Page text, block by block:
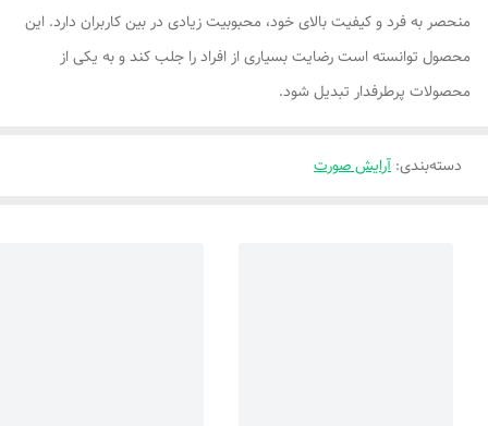
منحصر به فرد و کیفیت بالای خود، محبوبیت زیادی در بین کاربران دارد. این
محصول توانسته است رضایت بسیاری از افراد را جلب کند و به یکی از
محصولات پرطرفدار تبدیل شود.
دسته‌بندی: آرایش صورت